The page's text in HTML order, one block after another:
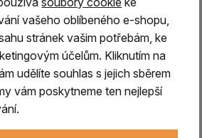
Three Kingsje ideální volbou pro
spolehlivé uhlíky na
úpravě se uhlík snadno
nebo zapalovače a během krátké
teploty.
vašeho oblíbeného e-shopu,
stránek vašim potřebám, ke
účelům. Kliknutím na
udělíte souhlas s jejich sběrem
vám poskytneme ten nejlepší